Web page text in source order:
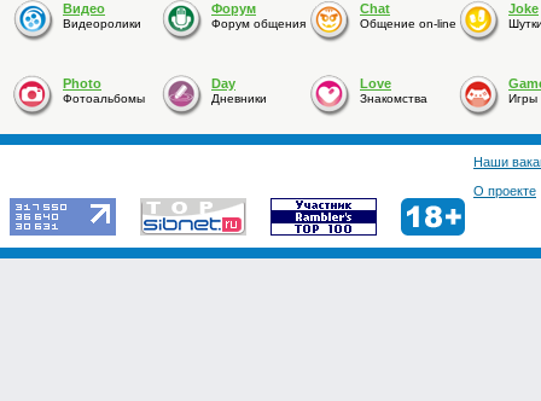
Видео
Видеоролики
Форум
Форум общения
Chat
Общение on-line
Joke
Photo
Фотоальбомы
Day
Дневники
Love
Знакомства Игры
Наши
О проекте